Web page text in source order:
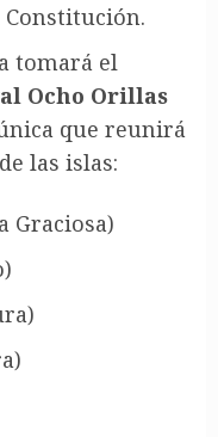
tomará el
Ocho Orillas
que reunirá
las islas:
Graciosa)